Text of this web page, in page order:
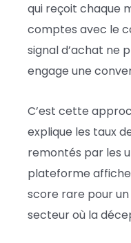
qui reçoit chaque
comptes avec le
signal d’achat ne
engage une
C’est cette
explique les taux
remontés par les
plateforme
score rare pour
secteur où la